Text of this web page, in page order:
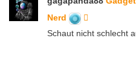
Nerd
Schaut nicht schlecht